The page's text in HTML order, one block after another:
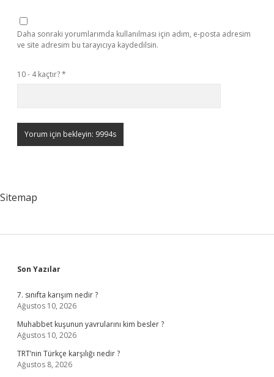
Daha sonraki yorumlarımda kullanılması için adım, e-posta adresim
ve site adresim bu tarayıcıya kaydedilsin.
10 - 4 kaçtır?*
Sitemap
Sidebar
Son Yazılar
7. sınıfta karışım nedir ?
Ağustos 10, 2026
Muhabbet kuşunun yavrularını kim besler ?
Ağustos 10, 2026
TRT’nin Türkçe karşılığı nedir ?
Ağustos 8, 2026